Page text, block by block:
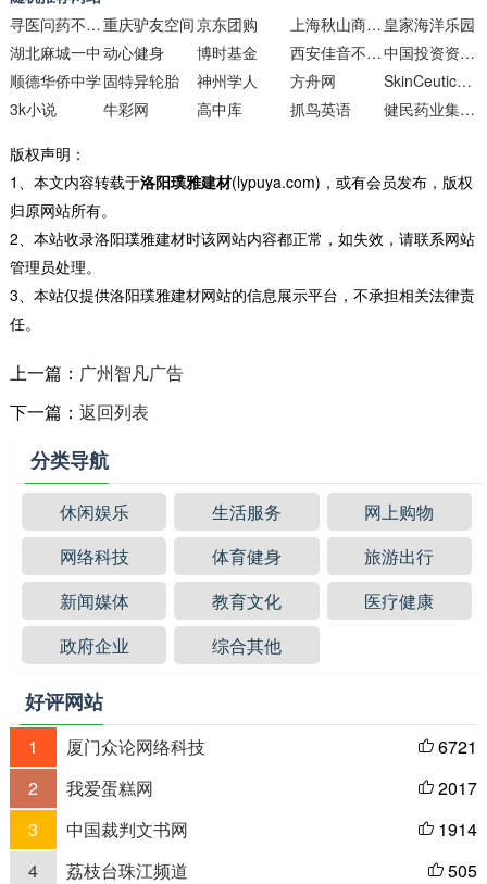
寻医问药不孕不育频道重庆驴友空间京东团购 上海秋山商贸发展 皇家海洋乐园
湖北麻城一中 动心健身 博时基金 西安佳音不孕不育研究院
中国投资资讯网交易在线
顺德华侨中学固特异轮胎 神州学人 方舟网
SkinCeuticals美国修丽可官网
3k小说
牛彩网 高中库 抓鸟英语 健民药业集团股份有限公司官方网站
版权声明：
1、本文内容转载于洛阳璞雅建材(lypuya.com)，或有会员发布，版权
归原网站所有。
2、本站收录洛阳璞雅建材时该网站内容都正常，如失效，请联系网站
管理员处理。
3、本站仅提供洛阳璞雅建材网站的信息展示平台，不承担相关法律责
任。
上一篇： 广州智凡广告
下一篇： 返回列表
分类导航
休闲娱乐 生活服务
网上购物
网络科技
体育健身
旅游出行
新闻媒体
教育文化
医疗健康
政府企业
综合其他
好评网站
1 厦门众论网络科技  6721
2
我爱蛋糕网  2017
3
中国裁判文书网  1914
4
荔枝台珠江频道  505